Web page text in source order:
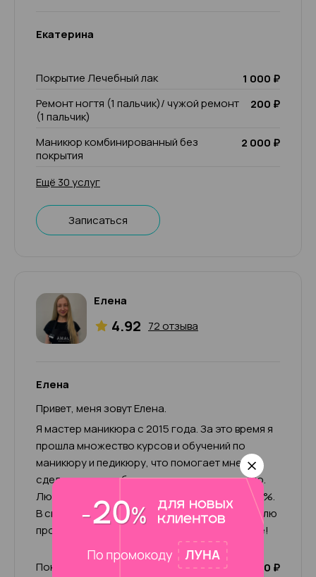
Екатерина
Покрытие Лечебный лак
1 000 ₽
Ремонт ногтя (1 пальчик)/ чужой ремонт
(1 пальчик)
200 ₽
Маникюр комбинированный без
покрытия
2 000 ₽
Ещё 30 услуг
Записаться
Елена
4.92 72 отзыва
Елена
Привет, меня зовут Елена.
Я мастер маникюра с 2015 года. За это время я
прошла множество курсов и обучений по
маникюру и педикюру, что помогает мне
сделать свою работу качественно и хорошо.
Люблю свою работу и отдаюсь ей на все 100%.
В свободное время увлекаюсь спортом, люблю
прогулки и общение. Жду вас в нашем салоне!
Покрытие Лечебный лак 1 000 ₽